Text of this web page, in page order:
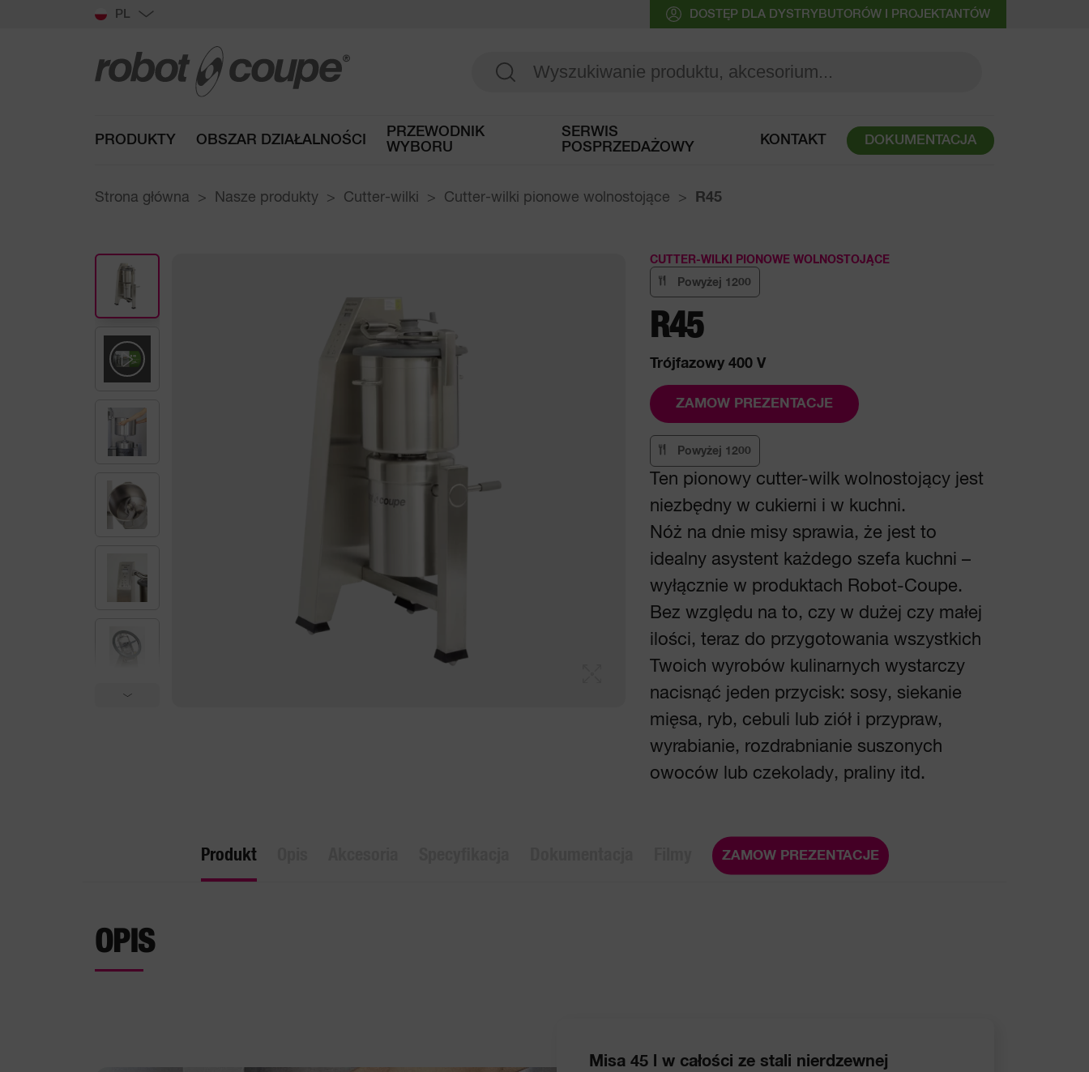
PL DOSTĘP DLA DYSTRYBUTORÓW I PROJEKTANTÓW
PRODUKTY OBSZAR DZIAŁALNOŚCI
PRZEWODNIK
WYBORU
SERWIS
POSPRZEDAŻOWY
KONTAKT DOKUMENTACJA
Strona główna Nasze produkty Cutter-wilki Cutter-wilki pionowe wolnostojące R45
CUTTER-WILKI PIONOWE WOLNOSTOJĄCE
Powyżej 1200
R45
Trójfazowy 400 V
ZAMOW PREZENTACJE
Powyżej 1200
Ten pionowy cutter-wilk wolnostojący jest
niezbędny w cukierni i w kuchni.
Nóż na dnie misy sprawia, że jest to
idealny asystent każdego szefa kuchni –
wyłącznie w produktach Robot-Coupe.
Bez względu na to, czy w dużej czy małej
ilości, teraz do przygotowania wszystkich
Twoich wyrobów kulinarnych wystarczy
nacisnąć jeden przycisk: sosy, siekanie
mięsa, ryb, cebuli lub ziół i przypraw,
wyrabianie, rozdrabnianie suszonych
owoców lub czekolady, praliny itd.
Produkt ZAMOW PREZENTACJE
OPIS
Misa 45 l w całości ze stali nierdzewnej
Dostęp do przewodnika wyboru